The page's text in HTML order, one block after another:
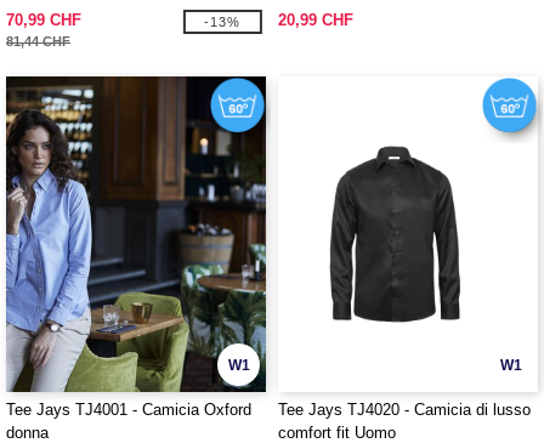
70,99 CHF
81,44 CHF
-13%
20,99 CHF
W1
Tee Jays TJ4001 - Camicia Oxford
donna
W1
Tee Jays TJ4020 - Camicia di lusso
comfort fit Uomo